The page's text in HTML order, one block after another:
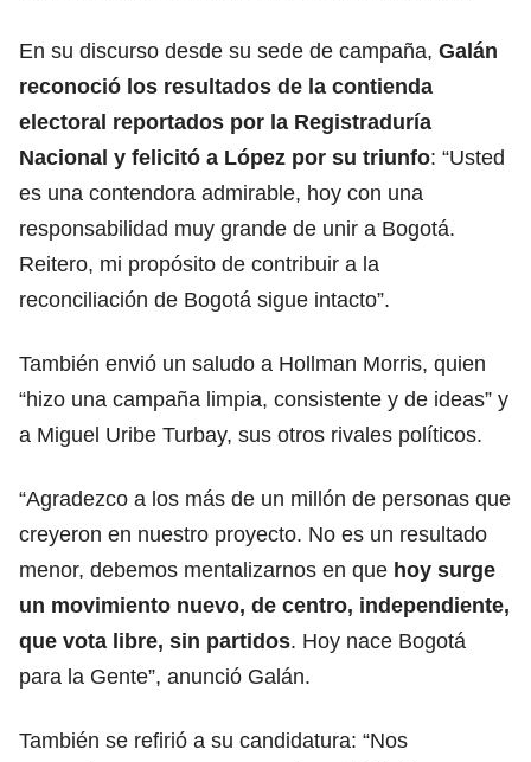
En su discurso desde su sede de campaña, Galán
reconoció los resultados de la contienda
electoral reportados por la Registraduría
Nacional y felicitó a López por su triunfo: “Usted
es una contendora admirable, hoy con una
responsabilidad muy grande de unir a Bogotá.
Reitero, mi propósito de contribuir a la
reconciliación de Bogotá sigue intacto”.
También envió un saludo a Hollman Morris, quien
“hizo una campaña limpia, consistente y de ideas” y
a Miguel Uribe Turbay, sus otros rivales políticos.
“Agradezco a los más de un millón de personas que
creyeron en nuestro proyecto. No es un resultado
menor, debemos mentalizarnos en que hoy surge
un movimiento nuevo, de centro, independiente,
que vota libre, sin partidos. Hoy nace Bogotá
para la Gente”, anunció Galán.
También se refirió a su candidatura: “Nos